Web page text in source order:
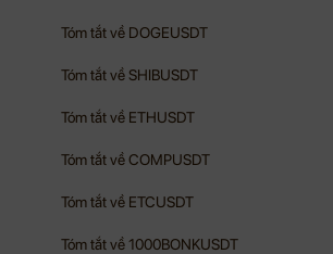
Tóm tắt về DOGEUSDT
Tóm tắt về SHIBUSDT
Tóm tắt về ETHUSDT
Tóm tắt về COMPUSDT
Tóm tắt về ETCUSDT
Tóm tắt về 1000BONKUSDT